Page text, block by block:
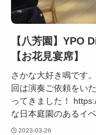
【八芳園】YPO
【お花見宴席】
さかな大好き鳴です
回は演奏ご依頼をい
ってきました！
な日本庭園のあるイ
2023-03-26